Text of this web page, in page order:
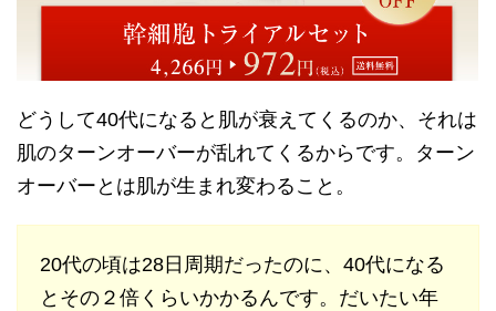
どうして40代になると肌が衰えてくるのか、それは
肌のターンオーバーが乱れてくるからです。ターン
オーバーとは肌が生まれ変わること。
20代の頃は28日周期だったのに、40代になる
とその２倍くらいかかるんです。だいたい年